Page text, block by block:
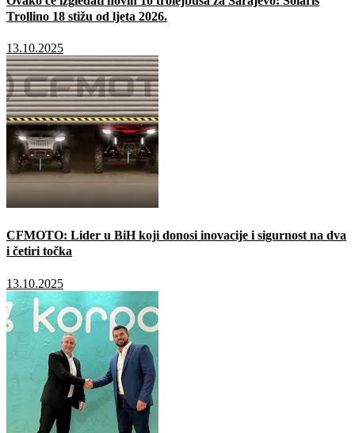
Trollino 18 stižu od ljeta 2026.
13.10.2025
CFMOTO: Lider u BiH koji donosi inovacije i sigurnost na dva
i četiri točka
13.10.2025